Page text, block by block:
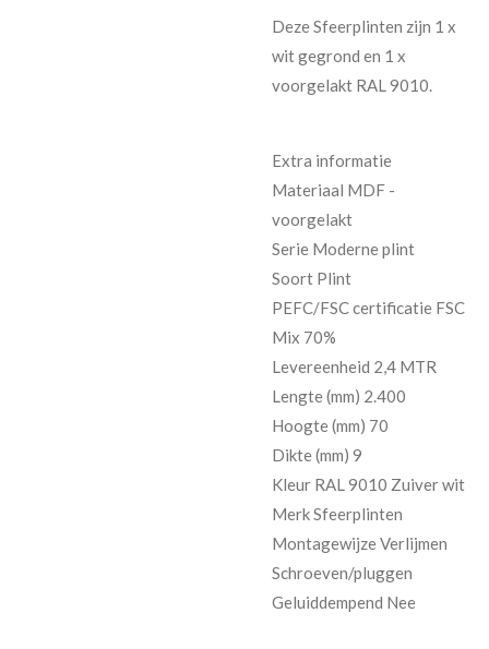
Deze Sfeerplinten zijn 1 x
wit gegrond en 1 x
voorgelakt RAL 9010.
Extra informatie
Materiaal MDF -
voorgelakt
Serie Moderne plint
Soort Plint
PEFC/FSC certificatie FSC
Mix 70%
Levereenheid 2,4 MTR
Lengte (mm) 2.400
Hoogte (mm) 70
Dikte (mm) 9
Kleur RAL 9010 Zuiver wit
Merk Sfeerplinten
Montagewijze Verlijmen
Schroeven/pluggen
Geluiddempend Nee